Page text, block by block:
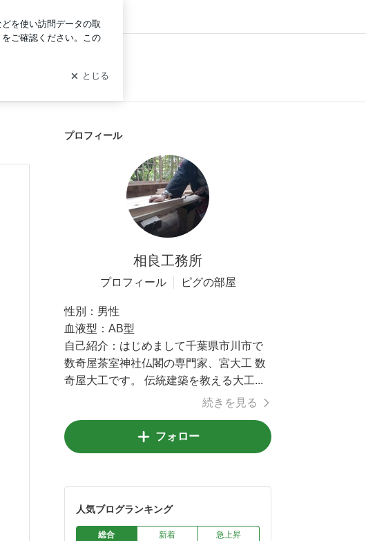
プロフィール
相良工務所
プロフィール ピグの部屋
性別： 男性
血液型： AB型
自己紹介： はじめまして千葉県市川市で
数奇屋茶室神社仏閣の専門家、宮大工 数
奇屋大工です。 伝統建築を教える大工...
続きを見る
フォロー
人気ブログランキング
総合 新着 急上昇